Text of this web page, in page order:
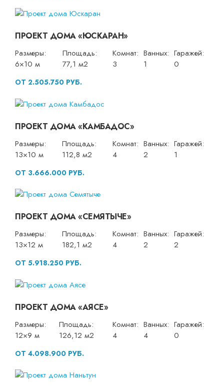
ПРОЕКТ ДОМА «ЮСКАРАН»
Размеры:
6×10 м
Площадь:
77,1 м2
Комнат:
3
Ванных:
1
Гаражей:
0
ОТ 2.505.750 РУБ.
ПРОЕКТ ДОМА «КАМБАДОС»
Размеры:
13×10 м
Площадь:
112,8 м2
Комнат:
4
Ванных:
2
Гаражей:
1
ОТ 3.666.000 РУБ.
ПРОЕКТ ДОМА «СЕМЯТЫЧЕ»
Размеры:
13×12 м
Площадь:
182,1 м2
Комнат:
4
Ванных:
2
Гаражей:
2
ОТ 5.918.250 РУБ.
ПРОЕКТ ДОМА «АЯСЕ»
Размеры:
12×9 м
Площадь:
126,12 м2
Комнат:
4
Ванных:
4
Гаражей:
0
ОТ 4.098.900 РУБ.